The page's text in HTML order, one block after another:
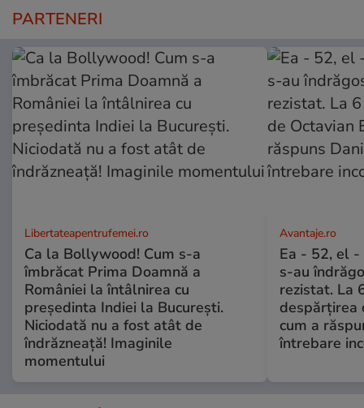
PARTENERI
Libertateapentrufemei.ro
Ca la Bollywood! Cum s-a
îmbrăcat Prima Doamnă a
României la întâlnirea cu
președinta Indiei la București.
Niciodată nu a fost atât de
îndrăzneață! Imaginile
momentului
Avantaje.ro
Ea - 52, el -
s-au
rezistat. La
despărțirea
cum a
întrebare